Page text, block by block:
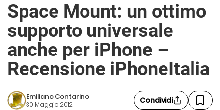
Space Mount: un ottimo
supporto universale
anche per iPhone –
Recensione iPhoneItalia
Emiliano Contarino
30 Maggio 2012 Condividi